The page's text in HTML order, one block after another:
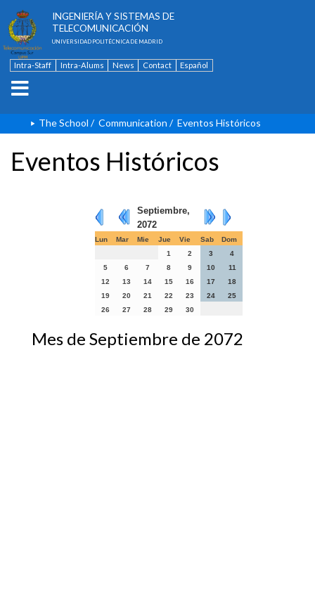
INGENIERÍA Y SISTEMAS DE
TELECOMUNICACIÓN
UNIVERSIDAD POLITÉCNICA DE MADRID
Intra-Staff Intra-Alums News Contact Español
The School / Communication / Eventos Históricos
Eventos Históricos
Septiembre,
2072
Lun Mar Mie Jue Vie Sab
Dom
1
2 3
4
5
6 7 8 9 10
11
12
13 14 15 16 17
18
19
20 21 22 23 24
25
26
27 28 29 30
Mes de Septiembre de 2072